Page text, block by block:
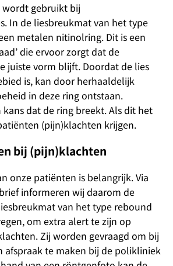
wordt gebruikt bij
In de liesbreukmat van het type
metalen nitinolring. Dit is een
die ervoor zorgt dat de
juiste vorm blijft. Doordat de lies
is, kan door herhaaldelijk
in deze ring ontstaan.
kans dat de ring breekt. Als dit het
(pijn)klachten krijgen.
bij (pijn)klachten
onze patiënten is belangrijk. Via
informeren wij daarom de
van het type rebound
om extra alert te zijn op
Zij worden gevraagd om bij
afspraak te maken bij de polikliniek